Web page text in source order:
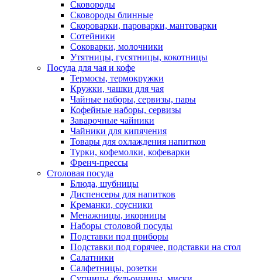
Сковороды
Сковороды блинные
Скороварки, пароварки, мантоварки
Сотейники
Соковарки, молочники
Утятницы, гусятницы, кокотницы
Посуда для чая и кофе
Термосы, термокружки
Кружки, чашки для чая
Чайные наборы, сервизы, пары
Кофейные наборы, сервизы
Заварочные чайники
Чайники для кипячения
Товары для охлаждения напитков
Турки, кофемолки, кофеварки
Френч-прессы
Столовая посуда
Блюда, шубницы
Диспенсеры для напитков
Креманки, соусники
Менажницы, икорницы
Наборы столовой посуды
Подставки под приборы
Подставки под горячее, подставки на стол
Салатники
Салфетницы, розетки